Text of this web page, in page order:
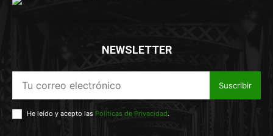
NEWSLETTER
Suscribir
He leído y acepto las Políticas de Privacidad.